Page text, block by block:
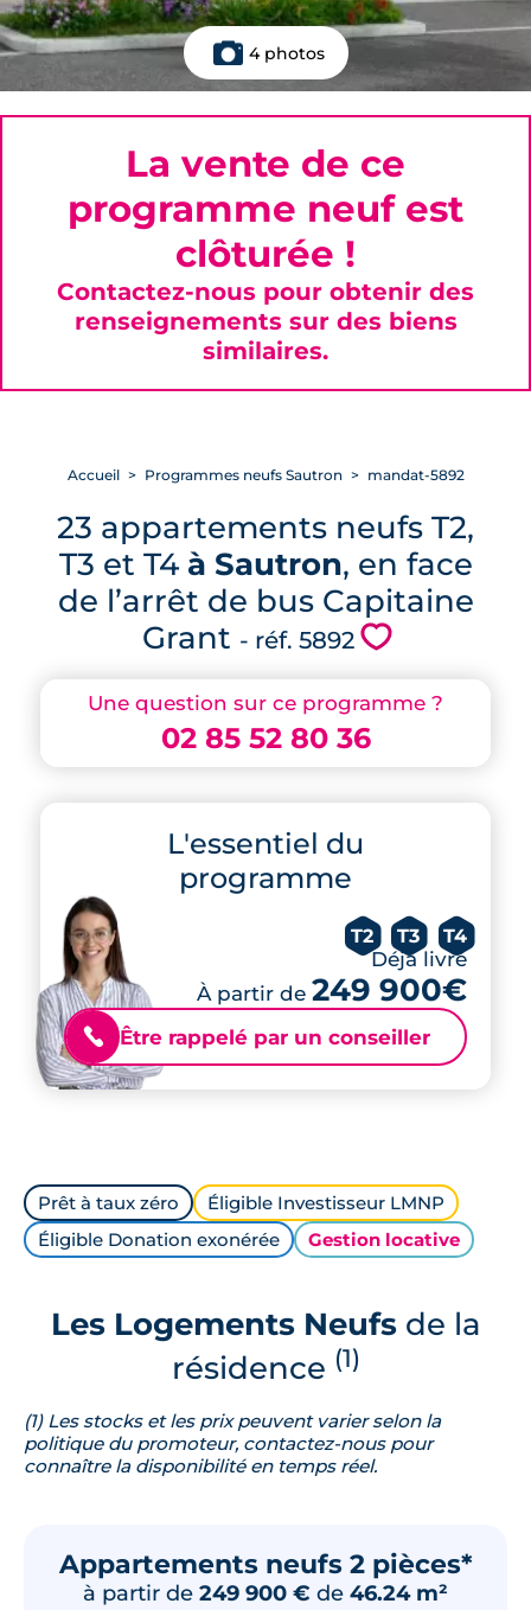
4 photos
Une question sur ce programme ?
02 85 52 80 36
L'essentiel du
programme
T2 T3 T4
Déjà livré
À partir de 249 900€
📞 Être rappelé par un conseiller
Accueil Programmes neufs Sautron mandat-5892
23 appartements neufs T2,
T3 et T4 à Sautron, en face
de l’arrêt de bus Capitaine
Grant - réf. 5892 💗
La vente de ce
programme neuf est
clôturée !
Contactez-nous pour obtenir des
renseignements sur des biens
similaires.
Prêt à taux zéro
Éligible Investisseur LMNP
Éligible Donation exonérée
Gestion locative
Les Logements Neufsde la
résidence (1)
(1) Les stocks et les prix peuvent varier selon la
politique du promoteur, contactez-nous pour
connaître la disponibilité en temps réel.
Appartements neufs 2 pièces*
à partir de 249 900 € de 46.24 m²